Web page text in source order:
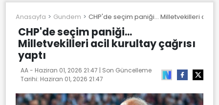
Anasayfa Gundem CHP'de seçim paniği... Milletvekilleri acil
CHP'de seçim paniği...
Milletvekilleri acil kurultay çağrısı
yaptı
AA - Haziran 01, 2026 21:47 | Son Güncelleme
Tarihi: Haziran 01, 2026 21:47